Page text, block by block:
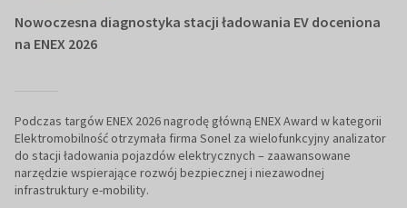
Nowoczesna diagnostyka stacji ładowania EV doceniona
na ENEX 2026
Podczas targów ENEX 2026 nagrodę główną ENEX Award w kategorii
Elektromobilność otrzymała firma Sonel za wielofunkcyjny analizator
do stacji ładowania pojazdów elektrycznych – zaawansowane
narzędzie wspierające rozwój bezpiecznej i niezawodnej
infrastruktury e-mobility.